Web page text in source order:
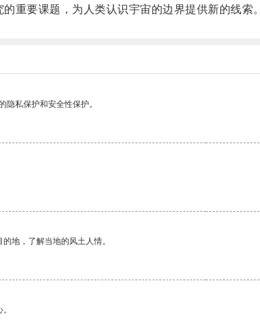
要课题，为人类认识宇宙的边界提供新的线索。
隐私保护和安全性保护。
地，了解当地的风土人情。